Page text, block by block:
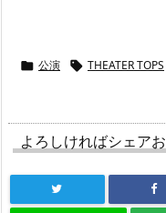
 公演  THEATER TOPS
よろしければシェア